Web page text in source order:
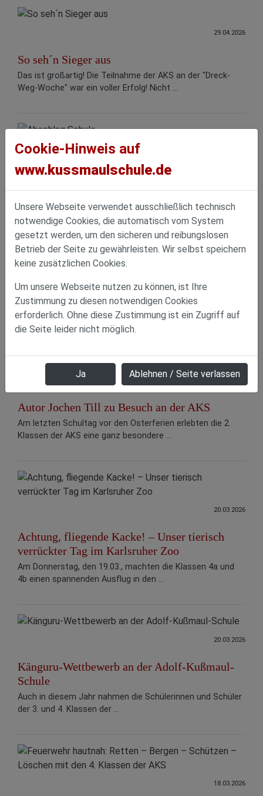
29.04.2026
So seh´n Sieger aus
Das ist großartig! Die Teilnahme der AKS an der "Dreck-
Weg-Woche" war ein voller Erfolg! Nicht ...
Abschlag Schule
Die Klasse 4a der Adolf-Kußmaul-Grundschule in Graben-
Neudorf unternahm am Dienstag, 20.04.26 ...
Ein spannender Ausflug ins Planetarium
Die Klassen 3a, 3b, 3c und 4c der Adolf-Kußmaulschule
hatten einen ganz besonderen Ausflug: Es ...
Autor Jochen Till zu Besuch an der AKS
Am letzten Schultag vor den Osterferien erlebten die 2.
Klassen der AKS eine ganz besondere ...
20.03.2026
Achtung, fliegende Kacke! – Unser tierisch
verrückter Tag im Karlsruher Zoo
Am Donnerstag, den 19.03., machten die Klassen 4a und
4b einen spannenden Ausflug in den ...
20.03.2026
Känguru-Wettbewerb an der Adolf-Kußmaul-
Schule
Auch in diesem Jahr nahmen die Schülerinnen und Schüler
der 3. und 4. Klassen der ...
18.03.2026
Cookie-Hinweis auf
www.kussmaulschule.de
Unsere Webseite verwendet ausschließlich technisch
notwendige Cookies, die automatisch vom System
gesetzt werden, um den sicheren und reibungslosen
Betrieb der Seite zu gewährleisten. Wir selbst speichern
keine zusätzlichen Cookies.
Um unsere Webseite nutzen zu können, ist Ihre
Zustimmung zu diesen notwendigen Cookies
erforderlich. Ohne diese Zustimmung ist ein Zugriff auf
die Seite leider nicht möglich.
Ja Ablehnen / Seite verlassen